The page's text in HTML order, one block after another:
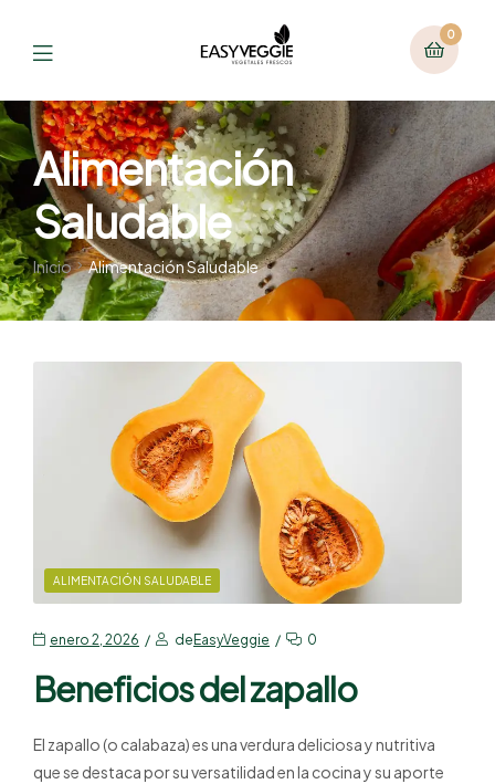
0
Alimentación
Saludable
Inicio Alimentación Saludable
ALIMENTACIÓN SALUDABLE
enero 2, 2026 de EasyVeggie 0
Beneficios del zapallo
El zapallo (o calabaza) es una verdura deliciosa y nutritiva
que se destaca por su versatilidad en la cocina y su aporte